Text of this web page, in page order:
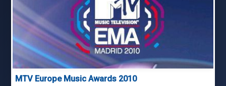
MTV Europe Music Awards 2010